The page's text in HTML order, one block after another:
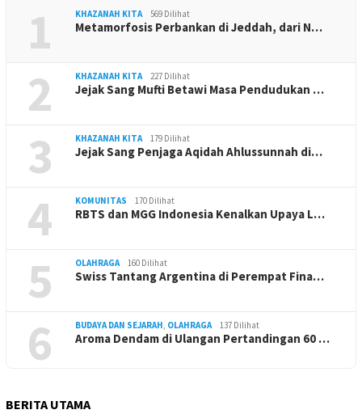
1 KHAZANAH KITA 569 Dilihat
Metamorfosis Perbankan di Jeddah, dari N…
2 KHAZANAH KITA 227 Dilihat
Jejak Sang Mufti Betawi Masa Pendudukan …
3 KHAZANAH KITA 179 Dilihat
Jejak Sang Penjaga Aqidah Ahlussunnah di…
4 KOMUNITAS 170 Dilihat
RBTS dan MGG Indonesia Kenalkan Upaya L…
5 OLAHRAGA 160 Dilihat
Swiss Tantang Argentina di Perempat Fina…
6 BUDAYA DAN SEJARAH, OLAHRAGA 137 Dilihat
Aroma Dendam di Ulangan Pertandingan 60 …
BERITA UTAMA